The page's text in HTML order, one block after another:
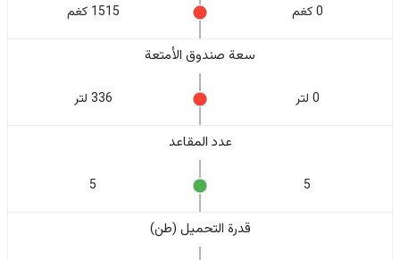
0 كغم 1515 كغم
سعة صندوق الأمتعة
0 لتر 336 لتر
عدد المقاعد
5
5
قدرة التحميل (طن)